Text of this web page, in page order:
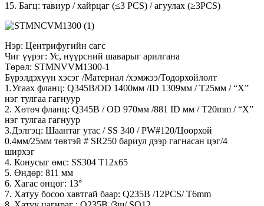
15. Багц: тавиур / хайрцаг (≤3 PCS) / агуулах (≥3PCS)
Нэр: Центрифугийн сагс
Чиг үүрэг: Ус, нүүрсний шаварыг арилгана
Төрөл: STMNVVM1300-1
Бүрэлдэхүүн хэсэг /Материал /хэмжээ/Тодорхойлолт
1.Угаах фланц: Q345B/OD 1400мм /ID 1309мм / T25мм / “X”
нэг тулгаа гагнуур
2. Хөтөч фланц: Q345B / OD 970мм /881 ID мм / T20mm / “X”
нэг тулгаа гагнуур
3.Дэлгэц: Шаантаг утас / SS 340 / PW#120/Цоорхой
0.4мм/25мм төвтэй # SR250 бариул дээр гагнасан цэг/4
ширхэг
4. Конусыг өмс: SS304 T12x65
5. Өндөр: 811 мм
6. Хагас өнцөг: 13°
7. Хатуу босоо хавтгай баар: Q235B /12PCS/ T6mm